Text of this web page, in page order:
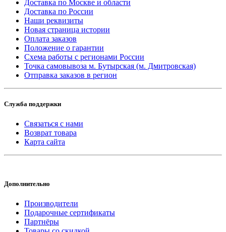
Доставка по Москве и области
Доставка по России
Наши реквизиты
Новая страница истории
Оплата заказов
Положение о гарантии
Схема работы с регионами России
Точка самовывоза м. Бутырская (м. Дмитровская)
Отправка заказов в регион
Служба поддержки
Связаться с нами
Возврат товара
Карта сайта
Дополнительно
Производители
Подарочные сертификаты
Партнёры